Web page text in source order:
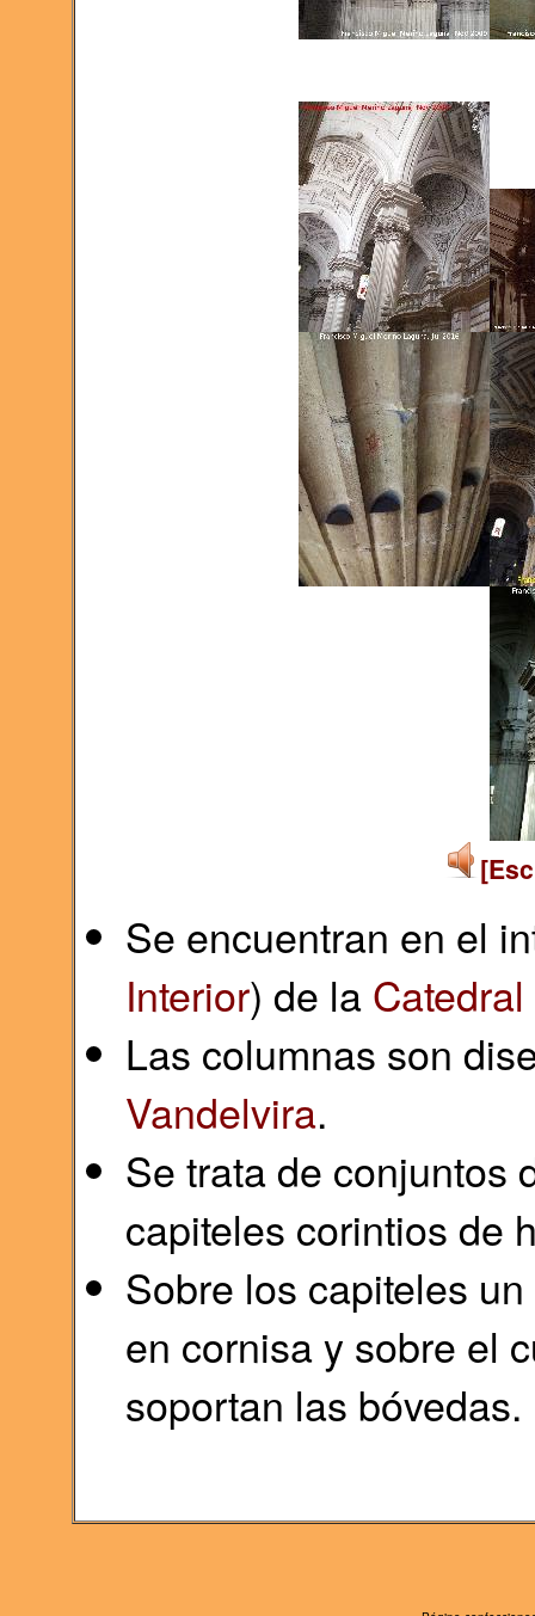
Se encuentran en el
Interior) de la
Las columnas son
Vandelvira.
Se trata de conjuntos
capiteles corintios de
Sobre los capiteles
en cornisa y sobre el
soportan las bóvedas.